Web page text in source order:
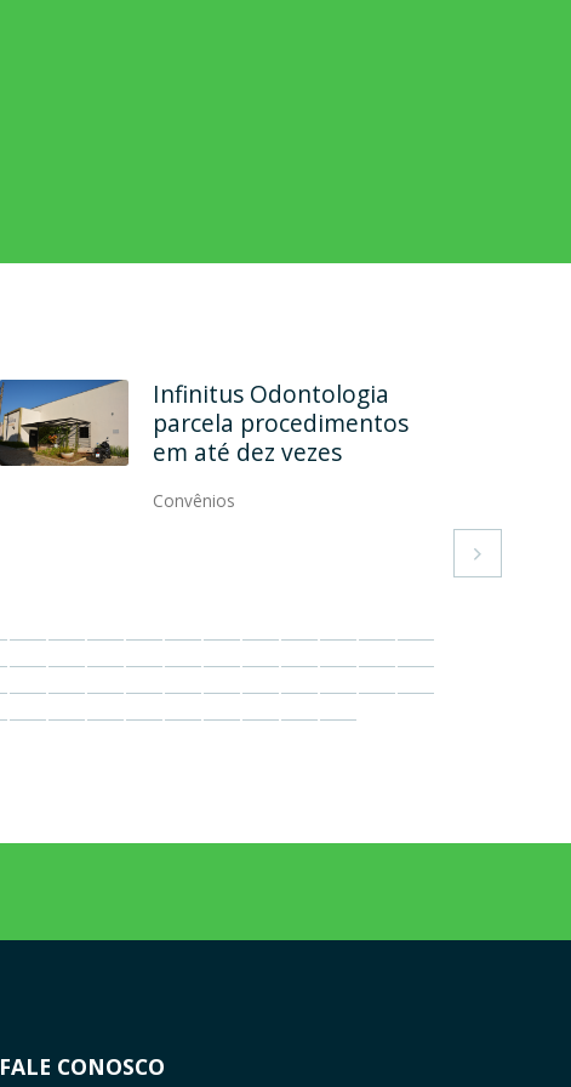
Rehab Odontologia
Especializada formaliza
convênio
Convênios

FALE CONOSCO